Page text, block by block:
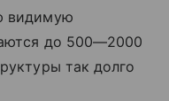
видимую
до 500—2000
так долго